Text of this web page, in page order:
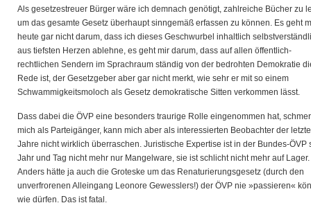
Als gesetzestreuer Bürger wäre ich demnach genötigt, zahlreiche Bücher zu
um das gesamte Gesetz überhaupt sinngemäß erfassen zu können. Es geht
heute gar nicht darum, dass ich dieses Geschwurbel inhaltlich
aus tiefsten Herzen ablehne, es geht mir darum, dass auf allen öffentlich-
rechtlichen Sendern im Sprachraum ständig von der bedrohten Demokratie
Rede ist, der Gesetzgeber aber gar nicht merkt, wie sehr er mit so einem
Schwammigkeitsmoloch als Gesetz demokratische Sitten verkommen lässt.
Dass dabei die ÖVP eine besonders traurige Rolle eingenommen hat,
mich als Parteigänger, kann mich aber als interessierten Beobachter der
Jahre nicht wirklich überraschen. Juristische Expertise ist in der Bundes-ÖVP
Jahr und Tag nicht mehr nur Mangelware, sie ist schlicht nicht mehr auf Lager.
Anders hätte ja auch die Groteske um das Renaturierungsgesetz (durch den
unverfrorenen Alleingang Leonore Gewesslers!) der ÖVP nie »passieren«
wie dürfen. Das ist fatal.